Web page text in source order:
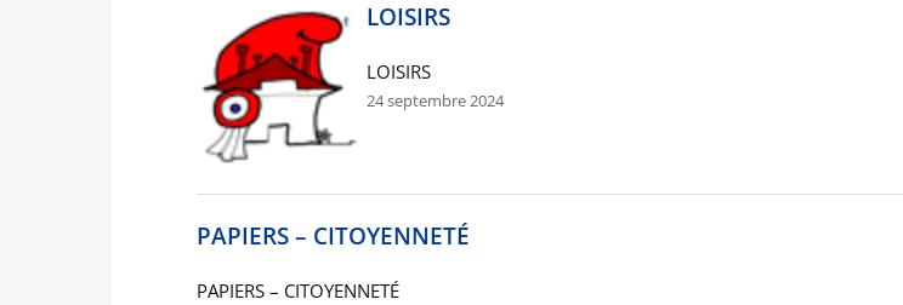
LOISIRS
LOISIRS
24 septembre 2024
PAPIERS – CITOYENNETÉ
PAPIERS – CITOYENNETÉ